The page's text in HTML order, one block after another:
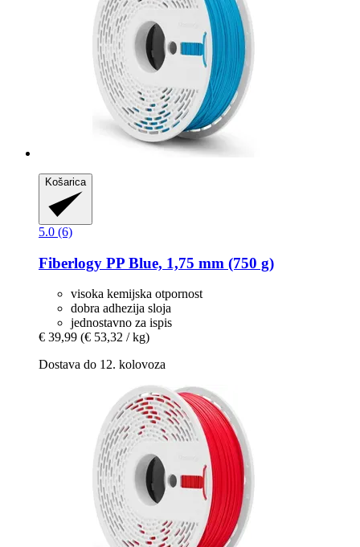
Košarica
5.0 (6)
Fiberlogy PP Blue, 1,75 mm (750 g)
visoka kemijska otpornost
dobra adhezija sloja
jednostavno za ispis
€ 39,99 (€ 53,32 / kg)
Dostava do 12. kolovoza